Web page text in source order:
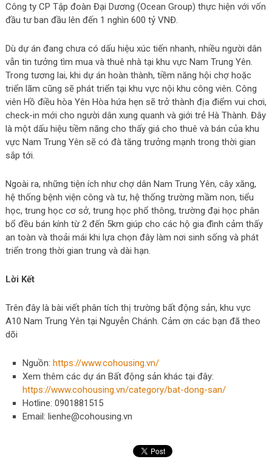
Công ty CP Tập đoàn Đại Dương (Ocean Group) thực hiện với vốn
đầu tư ban đầu lên đến 1 nghìn 600 tỷ VNĐ.
Dù dự án đang chưa có dấu hiệu xúc tiến nhanh, nhiều người dân
vẫn tin tưởng tìm mua và thuê nhà tại khu vực Nam Trung Yên.
Trong tương lai, khi dự án hoàn thành, tiềm năng hội chợ hoặc
triển lãm cũng sẽ phát triển tại khu vực nội khu công viên. Công
viên Hồ điều hòa Yên Hòa hứa hẹn sẽ trở thành địa điểm vui chơi,
check-in mới cho người dân xung quanh và giới trẻ Hà Thành. Đây
là một dấu hiệu tiềm năng cho thấy giá cho thuê và bán của khu
vực Nam Trung Yên sẽ có đà tăng trưởng mạnh trong thời gian
sắp tới.
Ngoài ra, những tiện ích như chợ dân Nam Trung Yên, cây xăng,
hệ thống bệnh viện công và tư, hệ thống trường mầm non, tiểu
học, trung học cơ sở, trung học phổ thông, trường đại học phân
bổ đều bán kính từ 2 đến 5km giúp cho các hộ gia đình cảm thấy
an toàn và thoải mái khi lựa chọn đây làm nơi sinh sống và phát
triển trong thời gian trung và dài hạn.
Lời Kết
Trên đây là bài viết phân tích thị trường bất động sản, khu vực
A10 Nam Trung Yên tại Nguyễn Chánh. Cảm ơn các bạn đã theo
dõi
Nguồn: https://www.cohousing.vn/
Xem thêm các dự án Bất động sản khác tại đây:
https://www.cohousing.vn/category/bat-dong-san/
Hotline: 0901881515
Email: lienhe@cohousing.vn